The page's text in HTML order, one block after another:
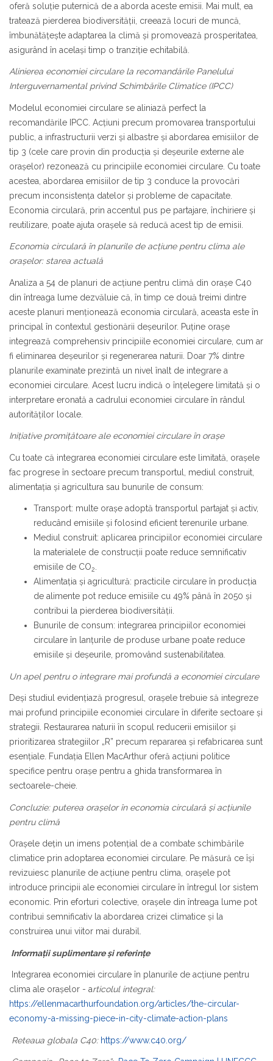
oferă soluție puternică de a aborda aceste emisii. Mai mult, ea
tratează pierderea biodiversității, creează locuri de muncă,
îmbunătățește adaptarea la climă și promovează prosperitatea,
asigurând în același timp o tranziție echitabilă.
Alinierea economiei circulare la recomandările Panelului
Interguvernamental privind Schimbările Climatice (IPCC)
Modelul economiei circulare se aliniază perfect la
recomandările IPCC. Acțiuni precum promovarea transportului
public, a infrastructurii verzi și albastre și abordarea emisiilor de
tip 3 (cele care provin din producția și deșeurile externe ale
orașelor) rezonează cu principiile economiei circulare. Cu toate
acestea, abordarea emisiilor de tip 3 conduce la provocări
precum inconsistența datelor și probleme de capacitate.
Economia circulară, prin accentul pus pe partajare, închiriere și
reutilizare, poate ajuta orașele să reducă acest tip de emisii.
Economia circulară în planurile de acțiune pentru clima ale
orașelor: starea actuală
Analiza a 54 de planuri de acțiune pentru climă din orașe C40
din întreaga lume dezvăluie că, în timp ce două treimi dintre
aceste planuri menționează economia circulară, aceasta este în
principal în contextul gestionării deșeurilor. Puține orașe
integrează comprehensiv principiile economiei circulare, cum ar
fi eliminarea deșeurilor și regenerarea naturii. Doar 7% dintre
planurile examinate prezintă un nivel înalt de integrare a
economiei circulare. Acest lucru indică o înțelegere limitată și o
interpretare eronată a cadrului economiei circulare în rândul
autorităților locale.
Inițiative promițătoare ale economiei circulare în orașe
Cu toate că integrarea economiei circulare este limitată, orașele
fac progrese în sectoare precum transportul, mediul construit,
alimentația și agricultura sau bunurile de consum:
Transport: multe orașe adoptă transportul partajat și activ,
reducând emisiile și folosind eficient terenurile urbane.
Mediul construit: aplicarea principiilor economiei circulare
la materialele de construcții poate reduce semnificativ
emisiile de CO2
Alimentația și agricultură: practicile circulare în producția
de alimente pot reduce emisiile cu 49% până în 2050 și
contribui la pierderea biodiversității.
Bunurile de consum: integrarea principiilor economiei
circulare în lanțurile de produse urbane poate reduce
emisiile și deșeurile, promovând sustenabilitatea.
Un apel pentru o integrare mai profundă a economiei circulare
Deși studiul evidențiază progresul, orașele trebuie să integreze
mai profund principiile economiei circulare în diferite sectoare și
strategii. Restaurarea naturii în scopul reducerii emisiilor și
prioritizarea strategiilor „R” precum repararea și refabricarea sunt
esențiale. Fundația Ellen MacArthur oferă acțiuni politice
specifice pentru orașe pentru a ghida transformarea în
sectoarele-cheie.
Concluzie: puterea orașelor în economia circulară și acțiunile
pentru climă
Orașele dețin un imens potențial de a combate schimbările
climatice prin adoptarea economiei circulare. Pe măsură ce își
revizuiesc planurile de acțiune pentru clima, orașele pot
introduce principii ale economiei circulare în întregul lor sistem
economic. Prin eforturi colective, orașele din întreaga lume pot
contribui semnificativ la abordarea crizei climatice și la
construirea unui viitor mai durabil.
Informații suplimentare și referințe
Integrarea economiei circulare în planurile de acțiune pentru
clima ale orașelor - articolul integral:
https://ellenmacarthurfoundation.org/articles/the-circular-
economy-a-missing-piece-in-city-climate-action-plans
Reteaua globala C40: https://www.c40.org/